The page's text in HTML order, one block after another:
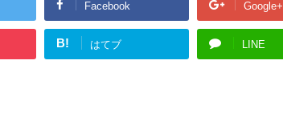
Facebook Google+
B! はてブ LINE